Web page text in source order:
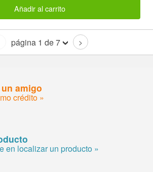
Añadir al carrito
página 1 de 7 >
amigo
crédito »
en localizar un producto »